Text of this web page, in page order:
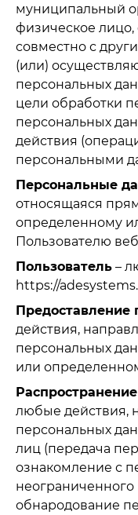
муниципальный
физическое лицо,
совместно с
(или)
персональных
цели обработки
персональных
действия
персональными
Персональные
относящаяся
определенному
Пользователю
Пользователь –
https://
Предоставление
действия,
персональных
или
любые действия,
персональных
лиц (передача
ознакомление с
неограниченного
обнародование